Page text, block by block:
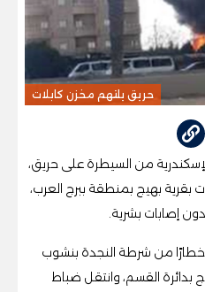
حريق يلتهم مخزن كابلات
من السيطرة على حريق،
بقرية بهيج بمنطقة ببرج العرب،
إصابات بشرية.
من شرطة النجدة بنشوب
بدائرة القسم، وانتقل ضباط